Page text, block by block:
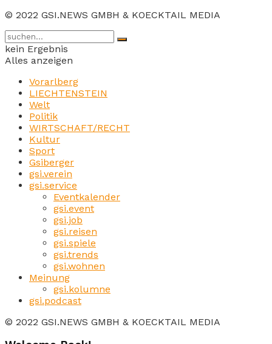
© 2022 GSI.NEWS GMBH & KOECKTAIL MEDIA
kein Ergebnis
Alles anzeigen
Vorarlberg
LIECHTENSTEIN
Welt
Politik
WIRTSCHAFT/RECHT
Kultur
Sport
Gsiberger
gsi.verein
gsi.service
Eventkalender
gsi.event
gsi.job
gsi.reisen
gsi.spiele
gsi.trends
gsi.wohnen
Meinung
gsi.kolumne
gsi.podcast
© 2022 GSI.NEWS GMBH & KOECKTAIL MEDIA